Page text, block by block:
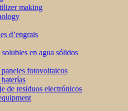
making
d’engrais
en agua sólidos
fotovoltaicos
de residuos electrónicos